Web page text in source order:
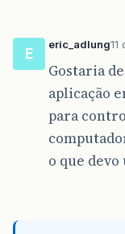
E
eric_adlung11
Gostaria
aplicação
para
o que devo